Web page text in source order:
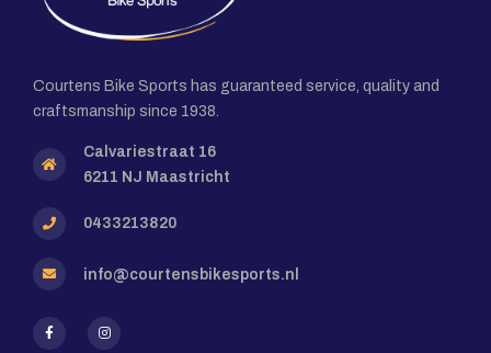
Courtens Bike Sports has guaranteed service, quality and
craftsmanship since 1938.
Calvariestraat 16
6211 NJ Maastricht
0433213820
info@courtensbikesports.nl